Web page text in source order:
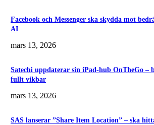
Facebook och Messenger ska skydda mot
AI
mars 13, 2026
Satechi uppdaterar sin iPad-hub OnTheGo –
fullt vikbar
mars 13, 2026
SAS lanserar ”Share Item Location” – ska